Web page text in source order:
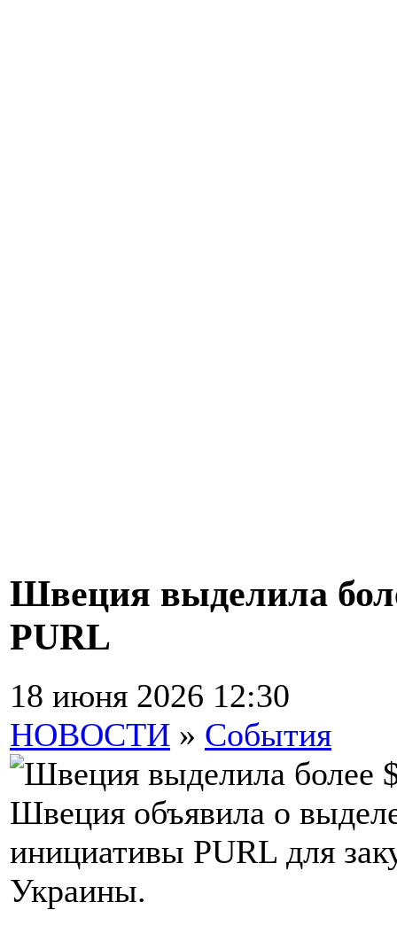
Швеция выделила
PURL
18 июня 2026 12:30
НОВОСТИ » События
Швеция объявила о
инициативы PURL для
Украины.